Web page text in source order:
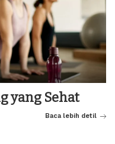
yang Sehat
Baca lebih detil